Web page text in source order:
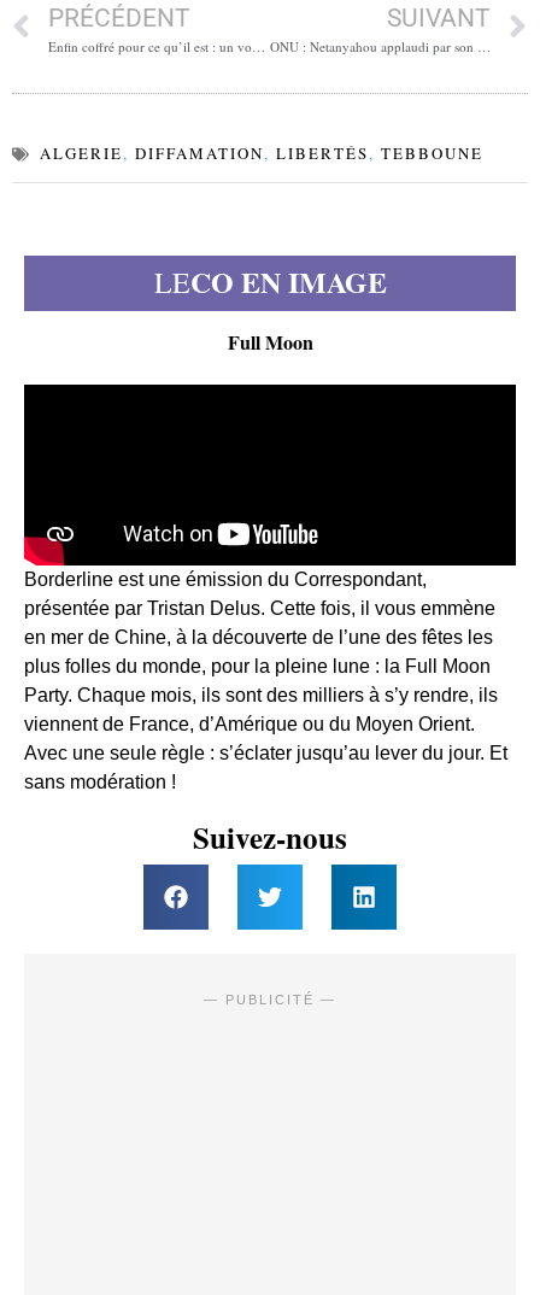
PRÉCÉDENT
Enfin coffré pour ce qu’il est : un voyou de la République
SUIVANT
ONU : Netanyahou applaudi par son écho personnel
ALGERIE, DIFFAMATION, LIBERTÉS, TEBBOUNE
LECO EN IMAGE
Full Moon
Borderline est une émission du Correspondant,
présentée par Tristan Delus. Cette fois, il vous emmène
en mer de Chine, à la découverte de l’une des fêtes les
plus folles du monde, pour la pleine lune : la Full Moon
Party. Chaque mois, ils sont des milliers à s’y rendre, ils
viennent de France, d’Amérique ou du Moyen Orient.
Avec une seule règle : s’éclater jusqu’au lever du jour. Et
sans modération !
Suivez-nous
— PUBLICITÉ —